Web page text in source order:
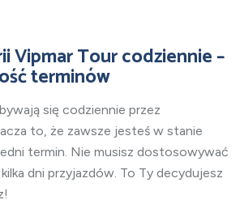
Vipmar Tour codziennie –
terminów
się codziennie przez
to, że zawsze jesteś w stanie
termin. Nie musisz dostosowywać
dni przyjazdów. To Ty decydujesz